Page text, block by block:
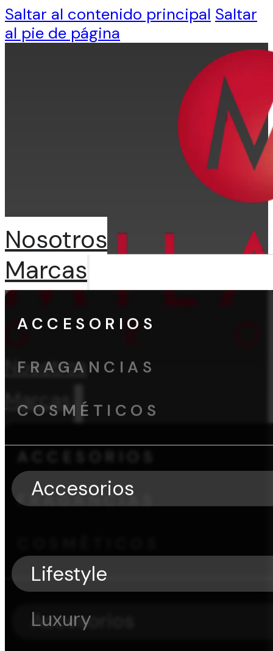
Saltar al contenido principal Saltar
al pie de página
Nosotros
Marcas
ACCESORIOS
FRAGANCIAS
Accesorios
Nosotros
Marcas
ACCESORIOS
FRAGANCIAS
COSMÉTICOS
Accesorios
Lifestyle
Luxury